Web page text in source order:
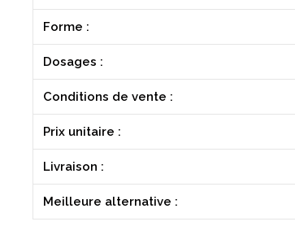
Forme :
Dosages :
Conditions de vente :
Prix unitaire :
Livraison :
Meilleure alternative :